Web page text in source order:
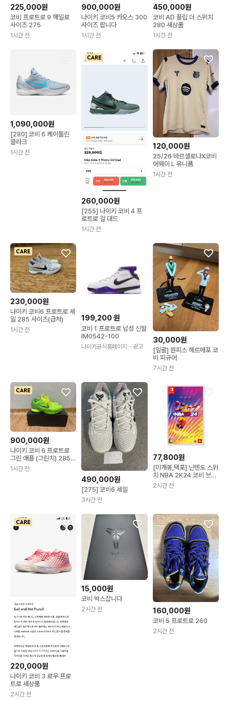
225,000원
코비 프로트로 9 해일로
사이즈 275
1시간 전
900,000원
나이키 코비5 카오스 300
사이즈 팝니다
1시간 전
450,000원
코비 AD 플립 더 스위치
280 새상품
1시간 전
1,090,000원
[280] 코비 6 케이틀린
클라크
1시간 전
260,000원
[255] 나이키 코비 4 프
로트로 걸 대드
1시간 전
120,000원
25/26 바르셀로나X코비
어웨이 L 유니폼
1시간 전
230,000원
나이키 코비6 프로트로 세
일 285 사이즈(급처)
1시간 전
199,200원
코비 1 프로트로 남성 신발
IM0542-100
나이키공식홈페이지 ・광고
30,000원
[일괄] 원피스 헤르메포 코
비 피규어
7시간 전
900,000원
나이키 코비 6 프로트로
그린 애플 (그린치) 285
사이즈 (급처)
1시간 전
490,000원
[275] 코비6 세일
3시간 전
77,800원
[미개봉,택포] 닌텐도 스위
치 NBA 2K24 코비 브라
이언트 에디션 게임 타이
틀 칩
2시간 전
220,000원
나이키 코비 3 로우 프로
트로 새상품
2시간 전
15,000원
코비 박스삽니다
2시간 전 160,000원
코비 5 프로트로 260
2시간 전